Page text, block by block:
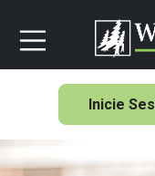
Inicie